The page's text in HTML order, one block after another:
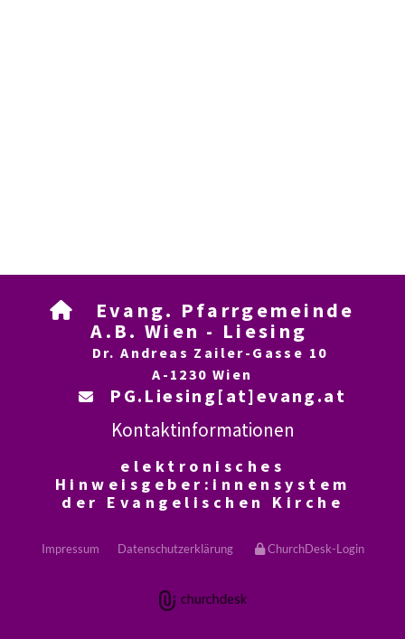

Evang. Pfarrgemeinde
A.B. Wien - Liesing
Dr. Andreas Zailer-Gasse 10
A-1230 Wien
 PG.Liesing[at]evang.at
Kontaktinformationen
elektronisches
Hinweisgeber:innensystem
der Evangelischen Kirche
Impressum Datenschutzerklärung ChurchDesk-Login